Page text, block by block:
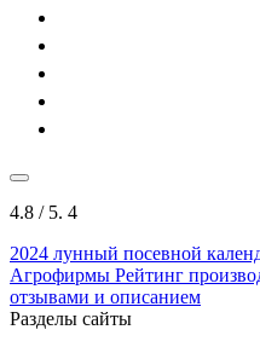
4.8 / 5. 4
2024 лунный посевной
Агрофирмы Рейтинг
отзывами и описанием
Разделы сайты